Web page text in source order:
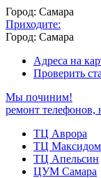
Город: Самара
Приходите:
Город: Самара
Адреса на
Проверить
Мы починим!
ремонт телефонов,
ТЦ Аврора
ТЦ Максидом
ТЦ Апельсин
ЦУМ Самара